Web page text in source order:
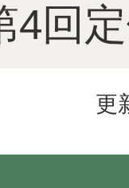
4回
更